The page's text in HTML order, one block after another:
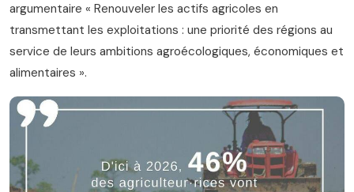
argumentaire « Renouveler les actifs agricoles en
transmettant les exploitations : une priorité des régions au
service de leurs ambitions agroécologiques, économiques et
alimentaires ».